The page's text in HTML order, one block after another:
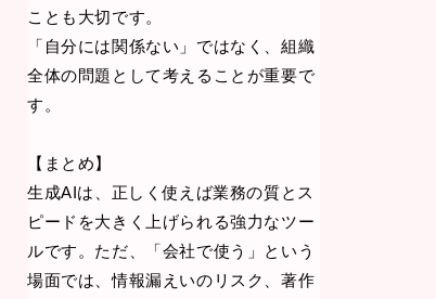
ことも大切です。
「自分には関係ない」ではなく、組織
全体の問題として考えることが重要で
す。
【まとめ】
生成AIは、正しく使えば業務の質とス
ピードを大きく上げられる強力なツー
ルです。ただ、「会社で使う」という
場面では、情報漏えいのリスク、著作